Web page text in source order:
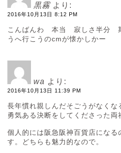
黒霧 より:
2016年10月13日 8:12 PM
こんばんわ 本当 寂しさ半分
うへ行こうのcmが懐かしか
wa より:
2016年10月13日 11:39 PM
長年慣れ親しんだそごうがなくな
勇気ある決断をしてくださった両
個人的には阪急阪神百貨店になる
す。どちらも魅力的なので。